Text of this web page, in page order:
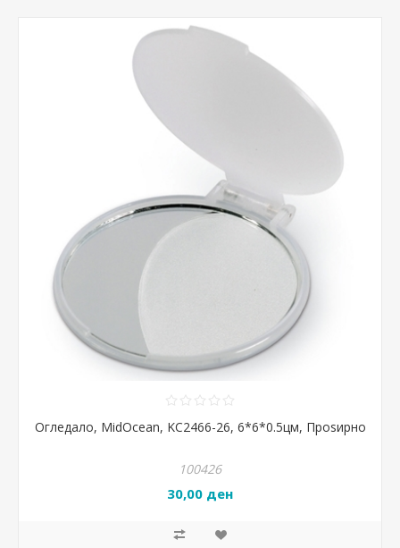
Огледало, MidOcean, KC2466-26, 6*6*0.5цм, Проѕирно
100426
30,00 ден